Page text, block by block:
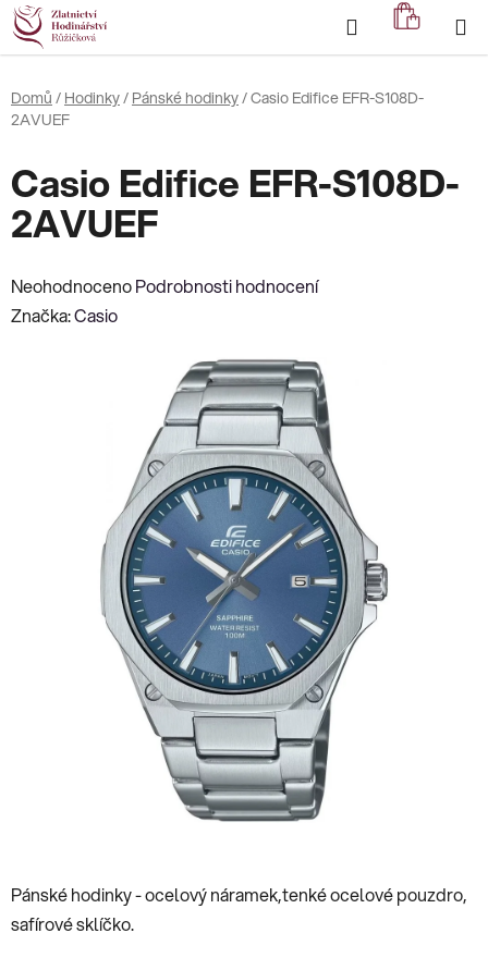
Přejít
na
obsah
Hledat
KOŠÍK
Domů / Hodinky/ Pánské hodinky/Casio Edifice EFR-S108D-
2AVUEF
Pánské hodinky - ocelový náramek,tenké ocelové pouzdro,
safírové sklíčko.
Casio Edifice EFR-S108D-
2AVUEF
Průměrné
hodnocení
NeohodnocenoPodrobnosti hodnocení
Značka:Casio